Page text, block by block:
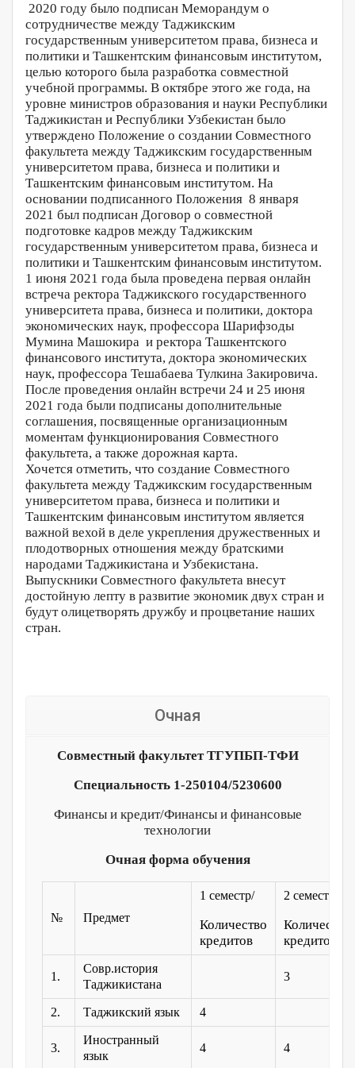
2020 году было подписан Меморандум о
сотрудничестве между Таджикским
государственным университетом права, бизнеса и
политики и Ташкентским финансовым институтом,
целью которого была разработка совместной
учебной программы. В октябре этого же года, на
уровне министров образования и науки Республики
Таджикистан и Республики Узбекистан было
утверждено Положение о создании Совместного
факультета между Таджикским государственным
университетом права, бизнеса и политики и
Ташкентским финансовым институтом. На
основании подписанного Положения 8 января
2021 был подписан Договор о совместной
подготовке кадров между Таджикским
государственным университетом права, бизнеса и
политики и Ташкентским финансовым институтом.
1 июня 2021 года была проведена первая онлайн
встреча ректора Таджикского государственного
университета права, бизнеса и политики, доктора
экономических наук, профессора Шарифзоды
Мумина Машокира и ректора Ташкентского
финансового института, доктора экономических
наук, профессора Тешабаева Тулкина Закировича.
После проведения онлайн встречи 24 и 25 июня
2021 года были подписаны дополнительные
соглашения, посвященные организационным
моментам функционирования Совместного
факультета, а также дорожная карта.
Хочется отметить, что создание Совместного
факультета между Таджикским государственным
университетом права, бизнеса и политики и
Ташкентским финансовым институтом является
важной вехой в деле укрепления дружественных и
плодотворных отношения между братскими
народами Таджикистана и Узбекистана.
Выпускники Совместного факультета внесут
достойную лепту в развитие экономик двух стран и
будут олицетворять дружбу и процветание наших
стран.
Очная
Совместный факультет ТГУПБП-ТФИ
Специальность 1-250104/5230600
Финансы и кредит/Финансы и финансовые
технологии
Очная форма обучения
№ Предмет
1 семестр/
Количество
кредитов
2 семестр/
Количество
кредитов
1.
Совр.история
Таджикистана
3
2. Таджикский язык 4
3.
Иностранный
язык
4 4